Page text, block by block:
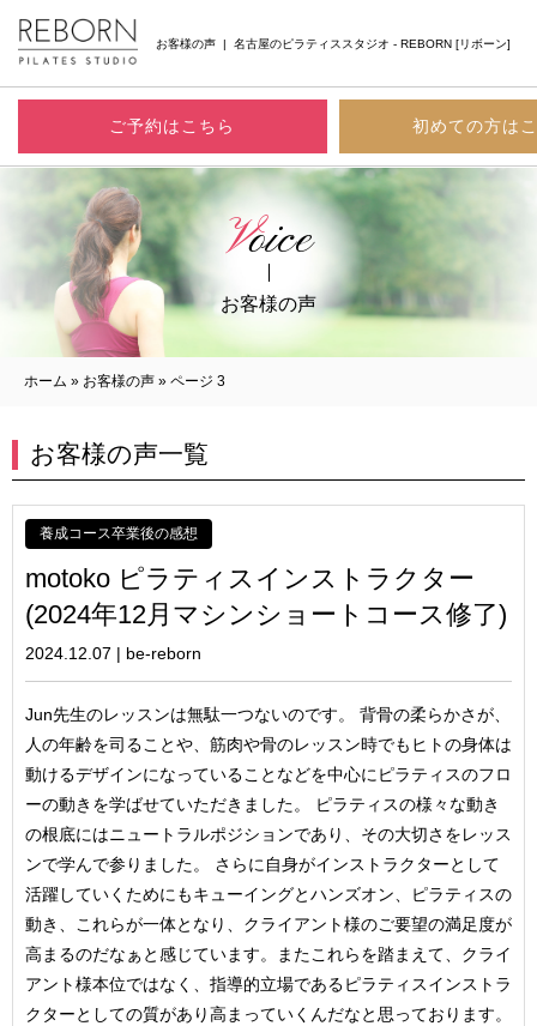
お客様の声 | 名古屋のピラティススタジオ - REBORN [リボーン]
ご予約はこちら 初めての方は
Voice
お客様の声
ホーム » お客様の声 » ページ 3
お客様の声一覧
養成コース卒業後の感想
motoko ピラティスインストラクター
(2024年12月マシンショートコース修了)
2024.12.07 | be-reborn
Jun先生のレッスンは無駄一つないのです。 背骨の柔らかさが、
人の年齢を司ることや、筋肉や骨のレッスン時でもヒトの身体は
動けるデザインになっていることなどを中心にピラティスのフロ
ーの動きを学ばせていただきました。 ピラティスの様々な動き
の根底にはニュートラルポジションであり、その大切さをレッス
ンで学んで参りました。 さらに自身がインストラクターとして
活躍していくためにもキューイングとハンズオン、ピラティスの
動き、これらが一体となり、クライアント様のご要望の満足度が
高まるのだなぁと感じています。またこれらを踏まえて、クライ
アント様本位ではなく、指導的立場であるピラティスインストラ
クターとしての質があり高まっていくんだなと思っております。